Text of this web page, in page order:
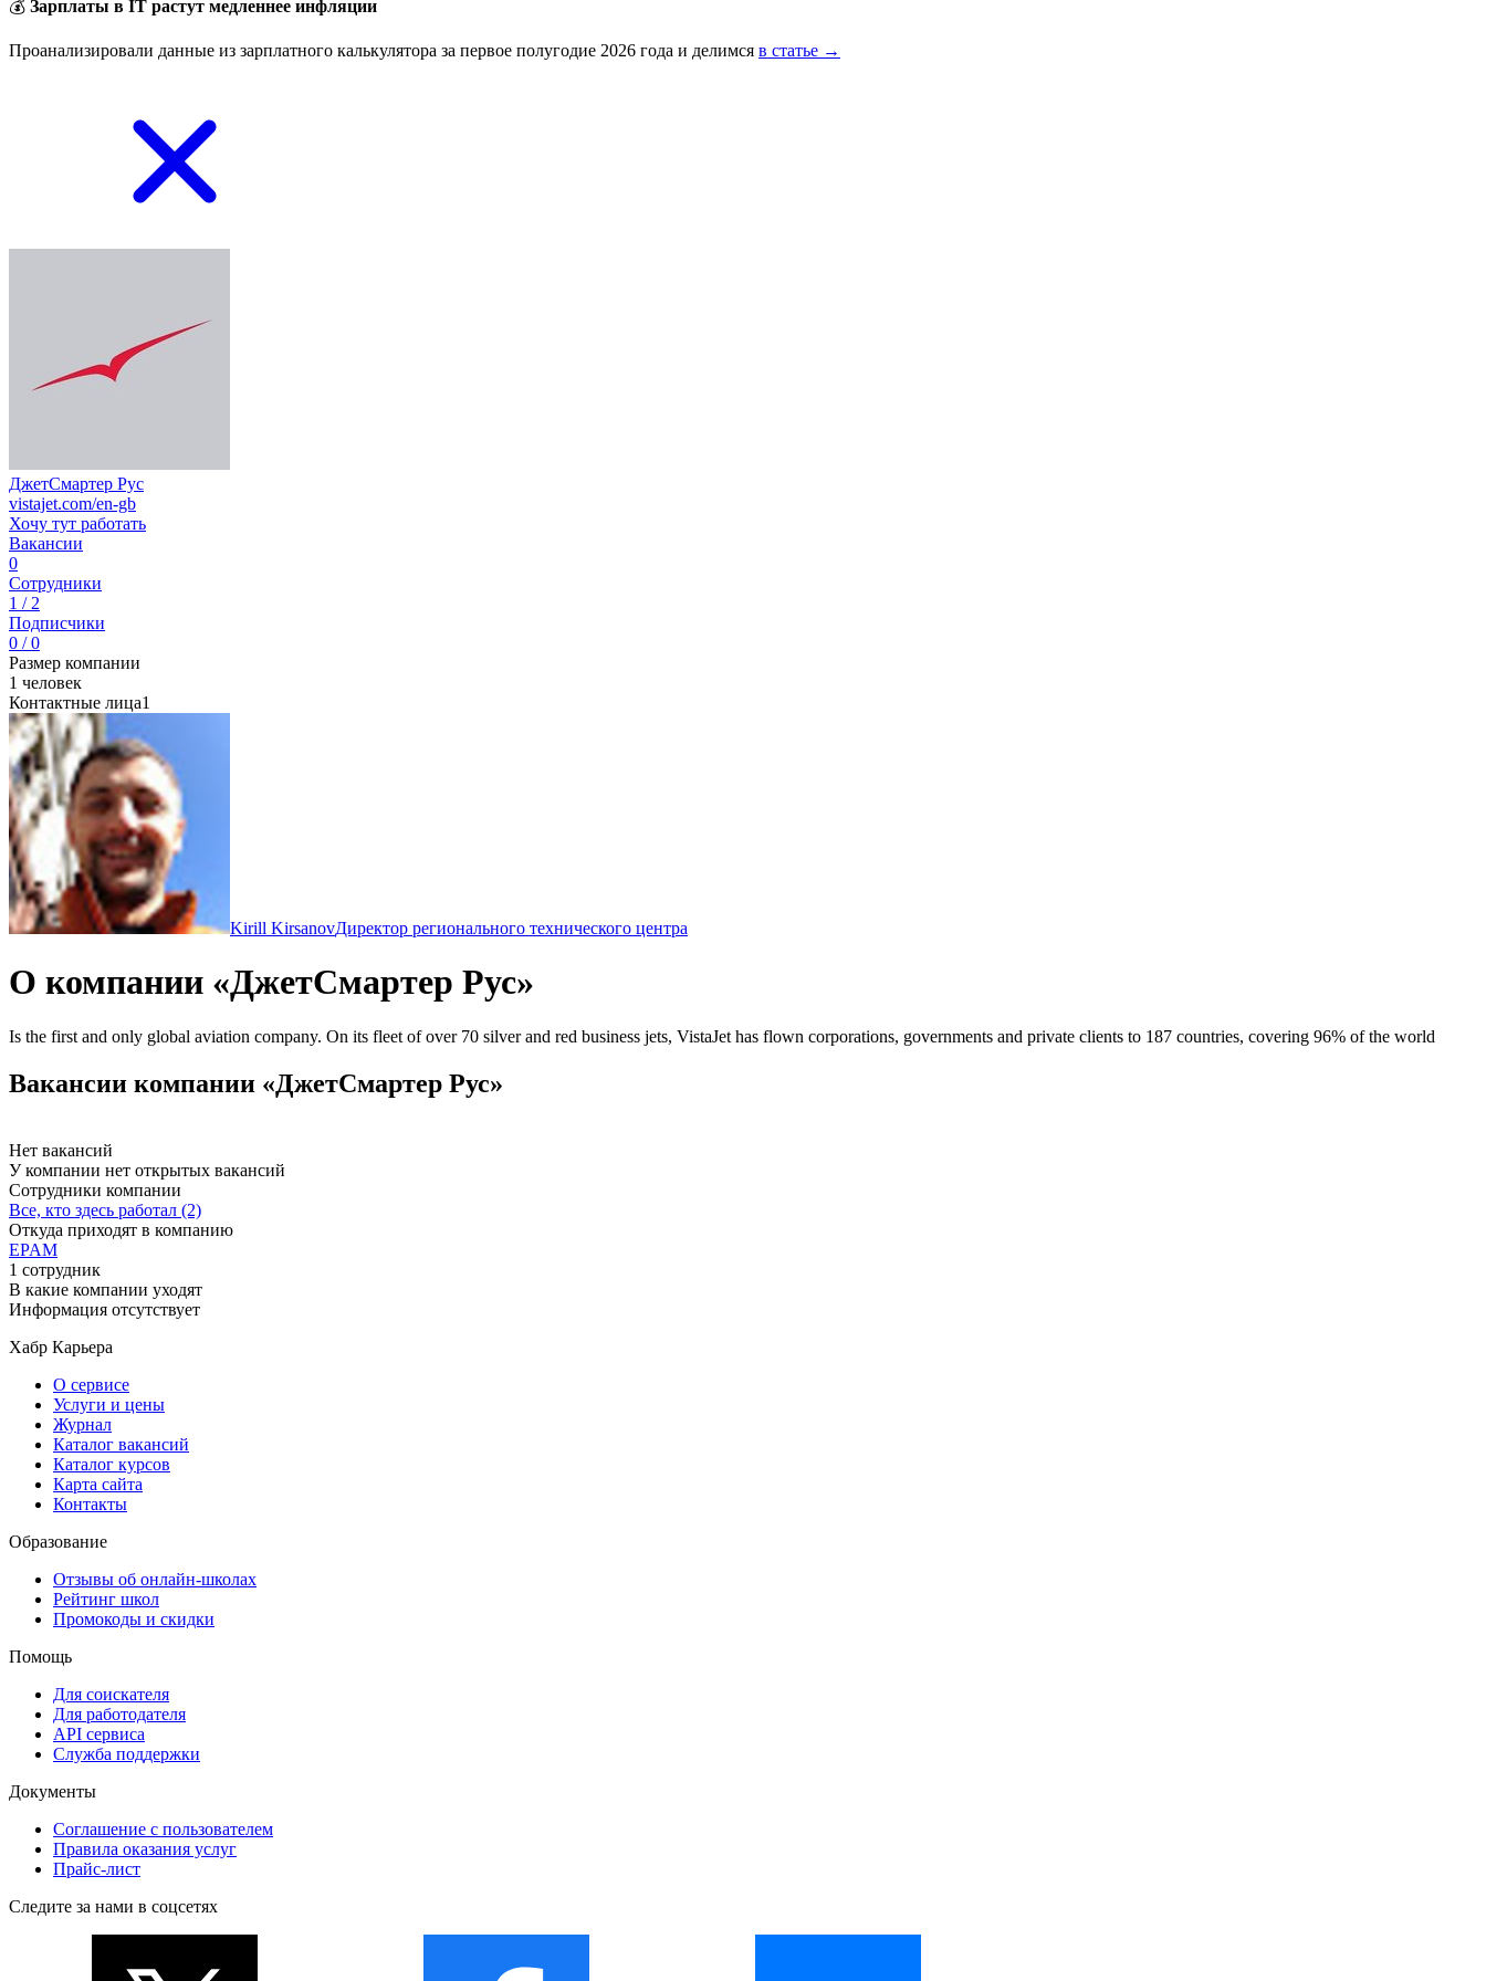
💰 Зарплаты в IT растут медленнее инфляции
Проанализировали данные из зарплатного калькулятора за первое полугодие 2026 года и делимся в статье →
ДжетСмартер Рус
vistajet.com/en-gb
Хочу тут работать
Вакансии
0
Сотрудники
1 / 2
Подписчики
0 / 0
Размер компании
1 человек
Контактные лица1
Kirill KirsanovДиректор регионального технического центра
О компании «ДжетСмартер Рус»
Is the first and only global aviation company. On its fleet of over 70 silver and red business jets, VistaJet has flown corporations, governments and private clients to 187 countries, covering 96% of the world
Вакансии компании «ДжетСмартер Рус»
Нет вакансий
У компании нет открытых вакансий
Сотрудники компании
Все, кто здесь работал (2)
Откуда приходят в компанию
EPAM
1 сотрудник
В какие компании уходят
Информация отсутствует
Хабр Карьера
О сервисе
Услуги и цены
Журнал
Каталог вакансий
Каталог курсов
Карта сайта
Контакты
Образование
Отзывы об онлайн-школах
Рейтинг школ
Промокоды и скидки
Помощь
Для соискателя
Для работодателя
API сервиса
Служба поддержки
Документы
Соглашение с пользователем
Правила оказания услуг
Прайс-лист
Следите за нами в соцсетях